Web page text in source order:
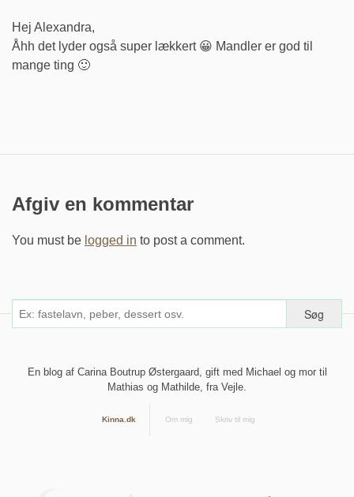
Hej Alexandra,
Åhh det lyder også super lækkert 😀 Mandler er god til
mange ting 🙂
Afgiv en kommentar
You must be logged in to post a comment.
En blog af Carina Boutrup Østergaard, gift med Michael og mor til
Mathias og Mathilde, fra Vejle.
Kinna.dk Om mig Skriv til mig